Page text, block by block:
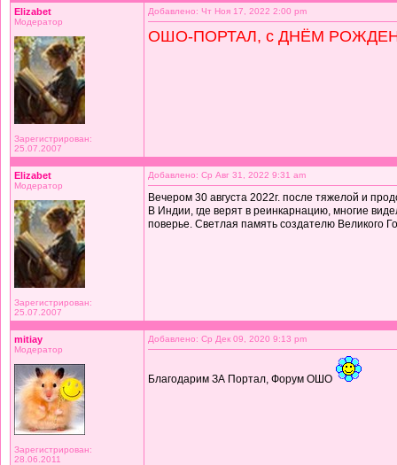
Elizabet
Модератор
Зарегистрирован:
25.07.2007
Добавлено: Чт Ноя 17, 2022 2:00 pm
ОШО-ПОРТАЛ, с ДНЁМ
Elizabet
Модератор
Зарегистрирован:
25.07.2007
Добавлено: Ср Авг 31, 2022 9:31 am
Вечером 30 августа 2022г. после тяжелой и
В Индии, где верят в реинкарнацию, многие
поверье. Светлая память создателю Великого
mitiay
Модератор
Зарегистрирован:
28.06.2011
Добавлено: Ср Дек 09, 2020 9:13 pm
Благодарим ЗА Портал, Форум ОШО